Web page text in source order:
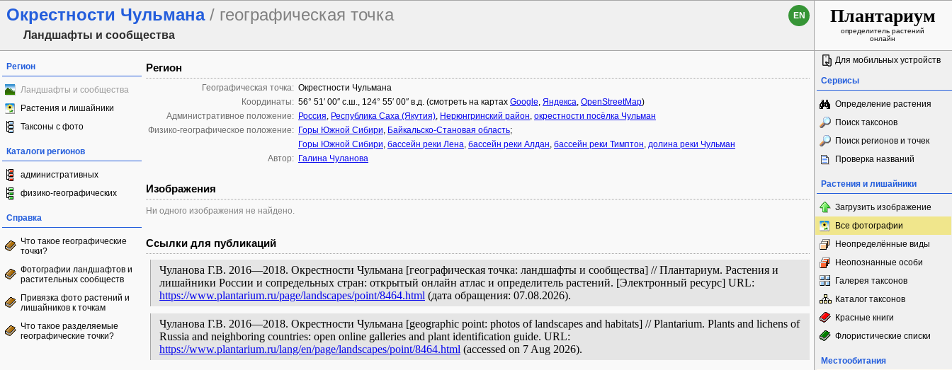
Окрестности Чульмана / географическая точка
Ландшафты и сообщества
EN Плантариум
определитель растений
онлайн
Регион
Ландшафты и сообщества
Растения и лишайники
Таксоны с фото
Каталоги регионов
административных
физико-географических
Справка
Что такое географические
точки?
Фотографии ландшафтов и
растительных сообществ
Привязка фото растений и
лишайников к точкам
Что такое разделяемые
географические точки?
Регион
Географическая точка: Окрестности Чульмана
Координаты: 56° 51′ 00″ с.ш., 124° 55′ 00″ в.д. (смотреть на картах Google, Яндекса, OpenStreetMap)
Административное положение: Россия, Республика Саха (Якутия), Нерюнгринский район, окрестности посёлка Чульман
Физико-географическое положение: Горы Южной Сибири, Байкальско-Становая область;
Горы Южной Сибири, бассейн реки Лена, бассейн реки Алдан, бассейн реки Тимптон, долина реки Чульман
Автор: Галина Чуланова
Изображения
Ни одного изображения не найдено.
Ссылки для публикаций
Чуланова Г.В. 2016—2018. Окрестности Чульмана [географическая точка: ландшафты и сообщества] // Плантариум. Растения и
лишайники России и сопредельных стран: открытый онлайн атлас и определитель растений. [Электронный ресурс] URL:
https://www.plantarium.ru/page/landscapes/point/8464.html (дата обращения: 07.08.2026).
Чуланова Г.В. 2016—2018. Окрестности Чульмана [geographic point: photos of landscapes and habitats] // Plantarium. Plants and lichens of
Russia and neighboring countries: open online galleries and plant identification guide. URL:
https://www.plantarium.ru/lang/en/page/landscapes/point/8464.html (accessed on 7 Aug 2026).
Для мобильных устройств
Сервисы
Определение растения
Поиск таксонов
Поиск регионов и точек
Проверка названий
Растения и лишайники
Загрузить изображение
Все фотографии
Неопределённые виды
Неопознанные особи
Галерея таксонов
Каталог таксонов
Красные книги
Флористические списки
Местообитания